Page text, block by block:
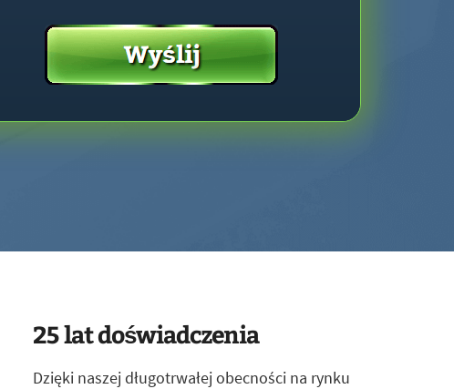
25 lat doświadczenia
Dzięki naszej długotrwałej obecności na rynku